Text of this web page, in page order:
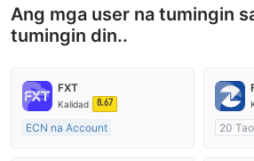
Ang mga user na tumingin
tumingin din..
FXT
Kalidad 8.67
ECN na Account
20